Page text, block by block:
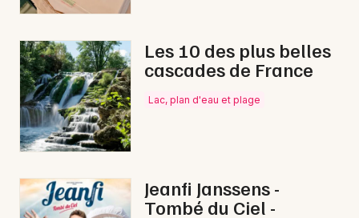
Concerts de Noël en Dordogne
Concerts de Noël en Aquitaine
Concerts de Noël en Nouvelle-Aquitaine
Les 10 des plus belles
cascades de France
Lac, plan d'eau et plage
Jeanfi Janssens -
Tombé du Ciel -